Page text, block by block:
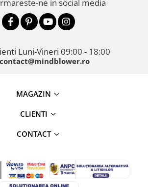
ne in social media
Luni-Vineri 09:00 - 18:00
contact@mindblower.ro
MAGAZIN
CLIENTI
CONTACT